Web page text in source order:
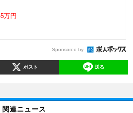
万円
Sponsored by
ポスト 送る
関連ニュース